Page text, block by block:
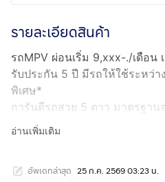
รายละเอียดสินค้า
รถMPV ผ่อนเริ่ม 9,xxx-./เดือน
รับประกัน 5 ปี มีรถให้ใช้ระหว่า
พิเศษ*
การันตีรถสวย 5 ดาว มาตรฐาน
(ตรวจสอบได้)
🆔 ไลน์: @carsxusedcar (มี@ข้
อ่านเพิ่มเติม
อัพเดทล่าสุด 25 ก.ค. 2569 03:23 น.